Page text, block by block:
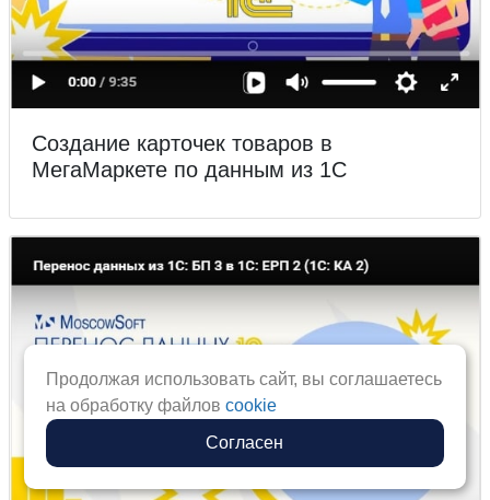
Создание карточек товаров в
МегаМаркете по данным из 1С
Продолжая использовать сайт, вы соглашаетесь
на обработку файловcookie
Согласен